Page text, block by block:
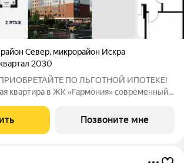
Север, микрорайон Искра
2030
ПО ЛЬГОТНОЙ ИПОТЕКЕ!
в ЖК «Гармония» современный
пространства и гибкая планировка.
- подробнее
Позвоните мне